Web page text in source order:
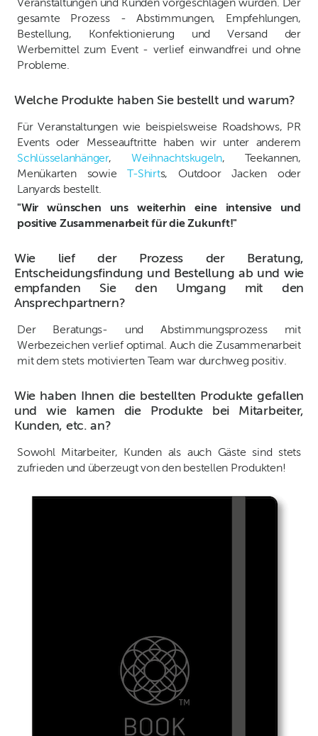
Veranstaltungen und Kunden vorgeschlagen wurden. Der
gesamte Prozess - Abstimmungen, Empfehlungen,
Bestellung, Konfektionierung und Versand der
Werbemittel zum Event - verlief einwandfrei und ohne
Probleme.
Welche Produkte haben Sie bestellt und warum?
Für Veranstaltungen wie beispielsweise Roadshows, PR
Events oder Messeauftritte haben wir unter anderem
Schlüsselanhänger, Weihnachtskugeln, Teekannen,
Menükarten sowie
T-Shirts, Outdoor Jacken oder
Lanyards bestellt.
"Wir wünschen uns weiterhin eine intensive und
positive Zusammenarbeit für die Zukunft!"
Wie lief der Prozess der Beratung,
Entscheidungsfindung und Bestellung ab und wie
empfanden Sie den Umgang mit den
Ansprechpartnern?
Der Beratungs- und Abstimmungsprozess mit
Werbezeichen verlief optimal. Auch die Zusammenarbeit
mit dem stets motivierten Team war durchweg positiv.
Wie haben Ihnen die bestellten Produkte gefallen
und wie kamen die Produkte bei Mitarbeiter,
Kunden, etc. an?
Sowohl Mitarbeiter, Kunden als auch Gäste sind stets
zufrieden und überzeugt von den bestellen Produkten!